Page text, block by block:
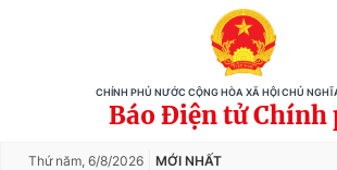
CHÍNH PHỦ NƯỚC CỘNG HÒA XÃ HỘI CHỦ
Báo Điện tử Chính
Thứ năm, 6/8/2026 MỚI NHẤT